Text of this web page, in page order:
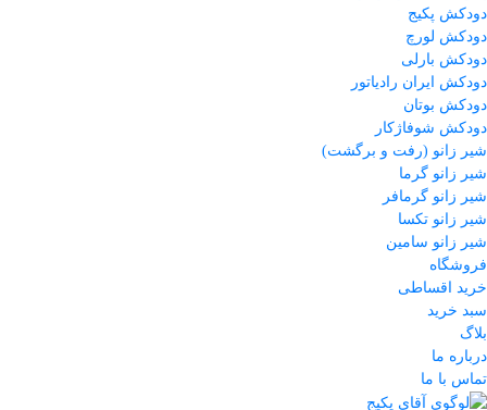
دودکش پکیج
دودکش لورچ
دودکش بارلی
دودکش ایران رادیاتور
دودکش بوتان
دودکش شوفاژکار
شیر زانو (رفت و برگشت)
شیر زانو گرما
شیر زانو گرمافر
شیر زانو تکسا
شیر زانو سامین
فروشگاه
خرید اقساطی
سبد خرید
بلاگ
درباره ما
تماس با ما